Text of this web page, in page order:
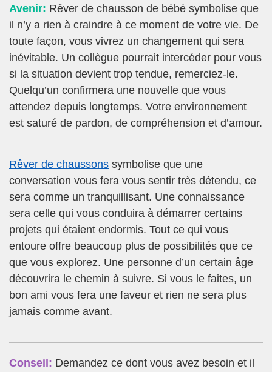
Avenir: Rêver de chausson de bébé symbolise que
il n’y a rien à craindre à ce moment de votre vie. De
toute façon, vous vivrez un changement qui sera
inévitable. Un collègue pourrait intercéder pour vous
si la situation devient trop tendue, remerciez-le.
Quelqu’un confirmera une nouvelle que vous
attendez depuis longtemps. Votre environnement
est saturé de pardon, de compréhension et d’amour.
Rêver de chaussons symbolise que une
conversation vous fera vous sentir très détendu, ce
sera comme un tranquillisant. Une connaissance
sera celle qui vous conduira à démarrer certains
projets qui étaient endormis. Tout ce qui vous
entoure offre beaucoup plus de possibilités que ce
que vous explorez. Une personne d’un certain âge
découvrira le chemin à suivre. Si vous le faites, un
bon ami vous fera une faveur et rien ne sera plus
jamais comme avant.
Conseil: Demandez ce dont vous avez besoin et il